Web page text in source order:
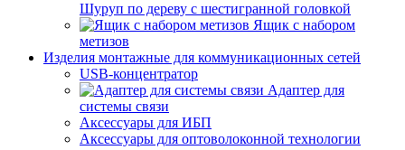
Шуруп по дереву с шестигранной головкой
Ящик с набором
метизов
Изделия монтажные для коммуникационных сетей
USB-концентратор
Адаптер для
системы связи
Аксессуары для ИБП
Аксессуары для оптоволоконной технологии